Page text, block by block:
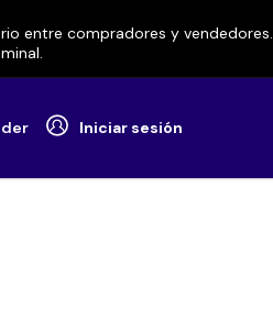
entre compradores y vendedores.
Iniciar sesión